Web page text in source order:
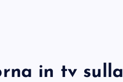
in tv sulla